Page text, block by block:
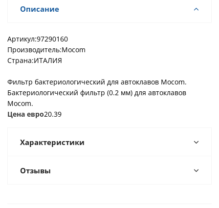
Описание
Артикул:97290160
Производитель:Mocom
Страна:ИТАЛИЯ
Фильтр бактериологический для автоклавов Mocom.
Бактериологический фильтр (0.2 мм) для автоклавов
Mocom.
Цена евро20.39
Характеристики
Отзывы